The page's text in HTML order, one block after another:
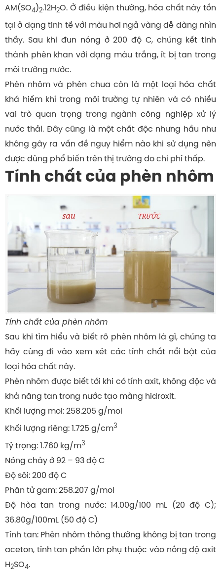
AM(SO4)2.12H2O. Ở điều kiện thường, hóa chất này tồn
tại ở dạng tinh tế với màu hơi ngả vàng dễ dàng nhìn
thấy. Sau khi đun nóng ở 200 độ C, chúng kết tinh
thành phèn khan với dạng màu trắng, ít bị tan trong
môi trường nước.
Phèn nhôm và phèn chua còn là một loại hóa chất
khá hiếm khí trong môi trường tự nhiên và có nhiều
vai trò quan trọng trong ngành công nghiệp xử lý
nước thải. Đây cũng là một chất độc nhưng hầu như
không gây ra vấn đề nguy hiểm nào khi sử dụng nên
được dùng phổ biến trên thị trường do chi phí thấp.
Tính chất của phèn nhôm
Tính chất của phèn nhôm
Sau khi tìm hiểu và biết rõ phèn nhôm là gì, chúng ta
hãy cùng đi vào xem xét các tính chất nổi bật của
loại hóa chất này.
Phèn nhôm được biết tới khi có tính axit, không độc và
khả năng tan trong nước tạo màng hidroxit.
Khối lượng mol: 258.205 g/mol
Khối lượng riêng: 1.725 g/cm3
Tỷ trọng: 1.760 kg/m3
Nóng chảy ở 92 – 93 độ C
Độ sôi: 200 độ C
Phân tử gam: 258.207 g/mol
Độ hòa tan trong nước: 14.00g/100 mL (20 độ C);
36.80g/100mL (50 độ C)
Tính tan: Phèn nhôm thông thường không bị tan trong
aceton, tính tan phần lớn phụ thuộc vào nồng độ axit
H2SO4.